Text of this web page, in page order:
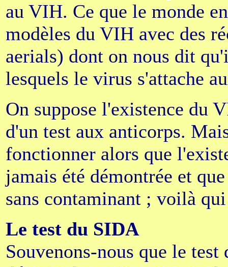
au VIH. Ce que le monde
modèles du VIH avec des
aerials) dont on nous dit
lesquels le virus s'attache
On suppose l'existence du
d'un test aux anticorps.
fonctionner alors que
jamais été démontrée et
sans contaminant ; voilà
Le test du SIDA
Souvenons-nous que le